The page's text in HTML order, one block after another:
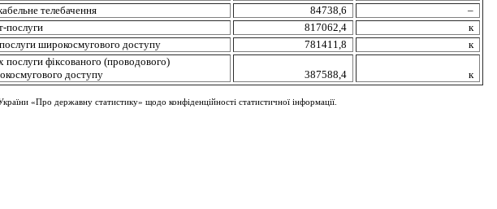
телебачення
84738,6
–
послуги
817062,4
к
широкосмугового доступу
781411,8
к
послуги фіксованого (проводового)
доступу
387588,4 к
«Про державну статистику» щодо конфіденційності статистичної інформації.